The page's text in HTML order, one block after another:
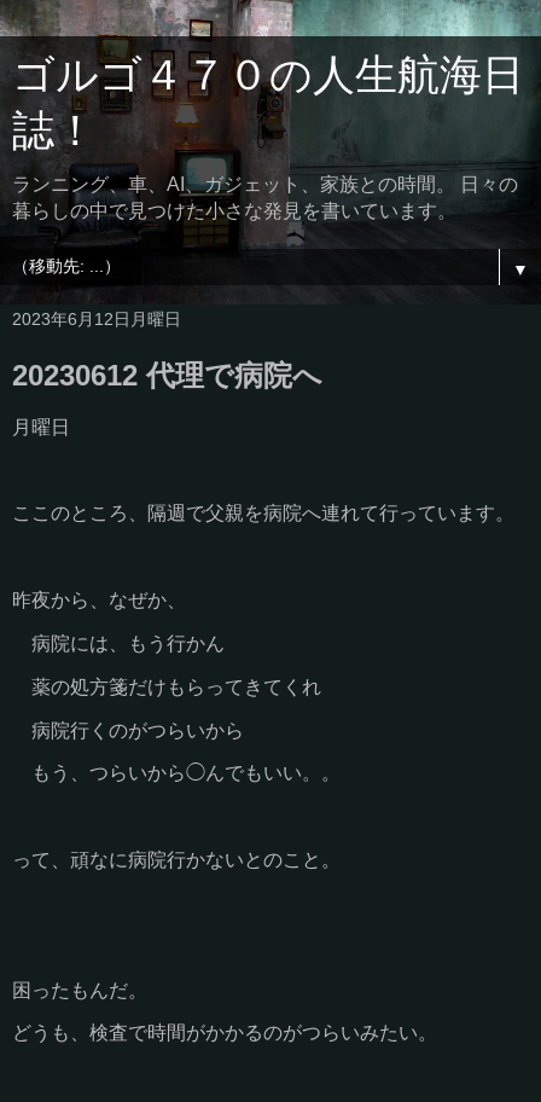
ゴルゴ４７０の人生航海日
誌！
ランニング、車、AI、ガジェット、家族との時間。 日々の
暮らしの中で見つけた小さな発見を書いています。
▼
2023年6月12日月曜日
20230612 代理で病院へ
月曜日
ここのところ、隔週で父親を病院へ連れて行っています。
昨夜から、なぜか、
病院には、もう行かん
薬の処方箋だけもらってきてくれ
病院行くのがつらいから
もう、つらいから◯んでもいい。。
って、頑なに病院行かないとのこと。
困ったもんだ。
どうも、検査で時間がかかるのがつらいみたい。